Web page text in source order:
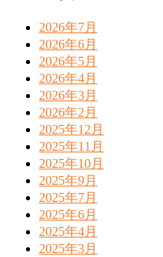
2026年7月
2026年6月
2026年5月
2026年4月
2026年3月
2026年2月
2025年12月
2025年11月
2025年10月
2025年9月
2025年7月
2025年6月
2025年4月
2025年3月